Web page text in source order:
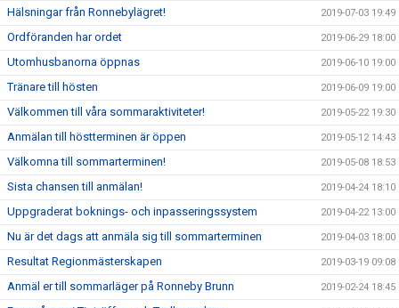
Hälsningar från Ronnebylägret! 2019-07-03 19:49
Ordföranden har ordet 2019-06-29 18:00
Utomhusbanorna öppnas 2019-06-10 19:00
Tränare till hösten 2019-06-09 19:00
Välkommen till våra sommaraktiviteter! 2019-05-22 19:30
Anmälan till höstterminen är öppen 2019-05-12 14:43
Välkomna till sommarterminen! 2019-05-08 18:53
Sista chansen till anmälan! 2019-04-24 18:10
Uppgraderat boknings- och inpasseringssystem 2019-04-22 13:00
Nu är det dags att anmäla sig till sommarterminen 2019-04-03 18:00
Resultat Regionmästerskapen 2019-03-19 09:08
Anmäl er till sommarläger på Ronneby Brunn 2019-02-24 18:45